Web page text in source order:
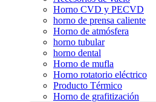
Horno CVD y PECVD
horno de prensa caliente
Horno de atmósfera
horno tubular
horno dental
Horno de mufla
Horno rotatorio eléctrico
Producto Térmico
Horno de grafitización